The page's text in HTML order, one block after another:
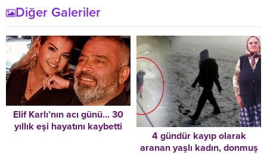
Diğer Galeriler
Elif Karlı’nın acı günü… 30
yıllık eşi hayatını kaybetti
4 gündür kayıp olarak
aranan yaşlı kadın, donmuş